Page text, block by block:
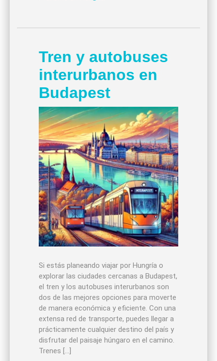
Tren y autobuses
interurbanos en
Budapest
Si estás planeando viajar por Hungría o
explorar las ciudades cercanas a Budapest,
el tren y los autobuses interurbanos son
dos de las mejores opciones para moverte
de manera económica y eficiente. Con una
extensa red de transporte, puedes llegar a
prácticamente cualquier destino del país y
disfrutar del paisaje húngaro en el camino.
Trenes […]